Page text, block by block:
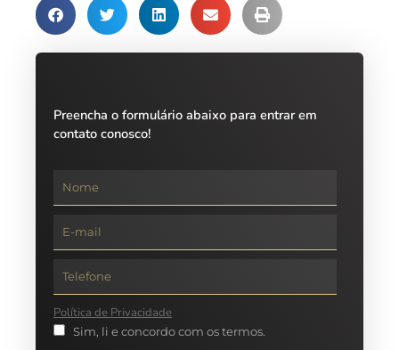
Preencha o formulário abaixo para entrar em
contato conosco!
Política de Privacidade
Sim, li e concordo com os termos.